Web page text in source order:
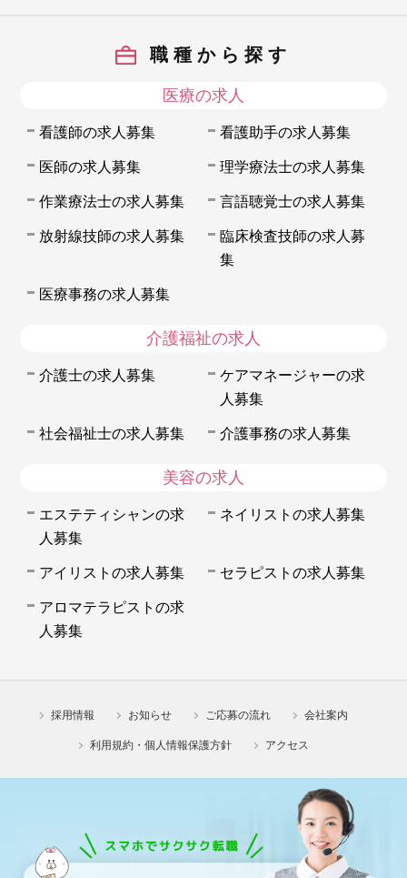
職種から探す
医療の求人
看護師の求人募集 看護助手の求人募集
医師の求人募集 理学療法士の求人募集
作業療法士の求人募集 言語聴覚士の求人募集
放射線技師の求人募集
臨床検査技師の求人募
集
医療事務の求人募集
介護福祉の求人
介護士の求人募集
ケアマネージャーの求
人募集
社会福祉士の求人募集 介護事務の求人募集
美容の求人
エステティシャンの求
人募集
ネイリストの求人募集
アイリストの求人募集 セラピストの求人募集
アロマテラピストの求
人募集
採用情報 お知らせ ご応募の流れ 会社案内
利用規約・個人情報保護方針 アクセス